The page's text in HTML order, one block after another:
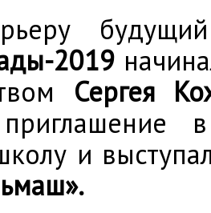
будущий
2019
Сергея
и